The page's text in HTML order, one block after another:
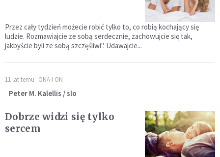
Przez cały tydzień możecie robić tylko to, co robią kochający się
ludzie. Rozmawiajcie ze sobą serdecznie, zachowujcie się tak,
jakbyście byli ze sobą szczęśliwi". Udawajcie...
11 lat temu ONA I ON
Peter M. Kalellis / slo
Dobrze widzi się tylko
sercem